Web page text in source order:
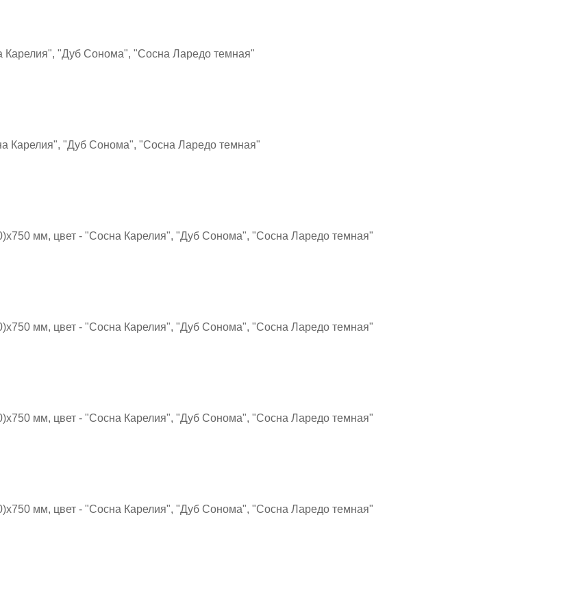
Карелия", "Дуб Сонома", "Сосна Ларедо темная"
Карелия", "Дуб Сонома", "Сосна Ларедо темная"
мм, цвет - "Сосна Карелия", "Дуб Сонома", "Сосна Ларедо темная"
мм, цвет - "Сосна Карелия", "Дуб Сонома", "Сосна Ларедо темная"
мм, цвет - "Сосна Карелия", "Дуб Сонома", "Сосна Ларедо темная"
мм, цвет - "Сосна Карелия", "Дуб Сонома", "Сосна Ларедо темная"